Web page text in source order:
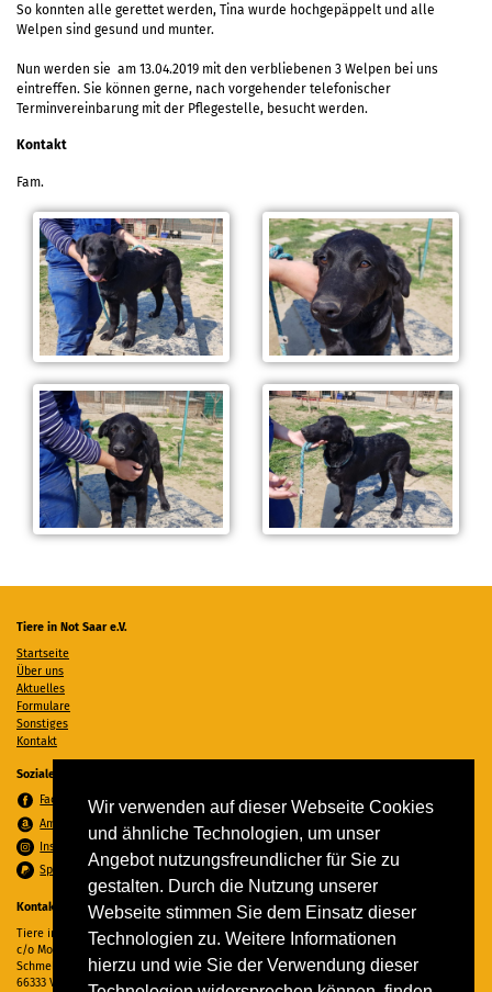
Wir verwenden auf dieser Webseite Cookies
und ähnliche Technologien, um unser
Angebot nutzungsfreundlicher für Sie zu
gestalten. Durch die Nutzung unserer
Webseite stimmen Sie dem Einsatz dieser
Technologien zu. Weitere Informationen
hierzu und wie Sie der Verwendung dieser
So konnten alle gerettet werden, Tina wurde hochgepäppelt und alle
Welpen sind gesund und munter.
Nun werden sie am 13.04.2019 mit den verbliebenen 3 Welpen bei uns
eintreffen. Sie können gerne, nach vorgehender telefonischer
Terminvereinbarung mit der Pflegestelle, besucht werden.
Kontakt
Fam.
Tiere in Not Saar e.V.
Startseite
Über uns
Aktuelles
Formulare
Sonstiges
Kontakt
Soziale Medien
Facebook
Amazon Wunschzettel
Instagram
Spenden per PayPal
Kontakt
Tiere in Not Saar e.V.
c/o Monika Ewen
Schmelzer Straße 22
66333 Völklingen